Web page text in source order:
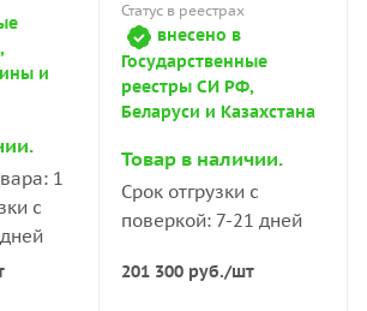
и
1
с
Статус в реестрах
внесено в
Государственные
реестры СИ РФ,
Беларуси и Казахстана
Товар в наличии.
Срок отгрузки с
поверкой: 7-21 дней
201 300руб./шт